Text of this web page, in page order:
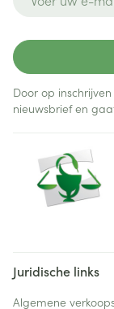
Door op
nieuwsbrief en
Juridische links
Algemene